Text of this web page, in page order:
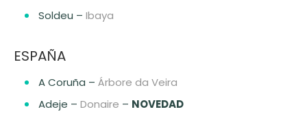
Soldeu – Ibaya
ESPAÑA
A Coruña – Árbore da Veira
Adeje – Donaire – NOVEDAD